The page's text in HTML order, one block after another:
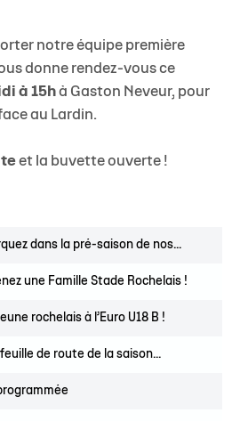
notre équipe première
donne rendez-vous ce
à 15h à Gaston Neveur, pour
au Lardin.
et la buvette ouverte !
dans la pré-saison de nos...
une Famille Stade Rochelais !
rochelais à l’Euro U18 B !
de route de la saison...